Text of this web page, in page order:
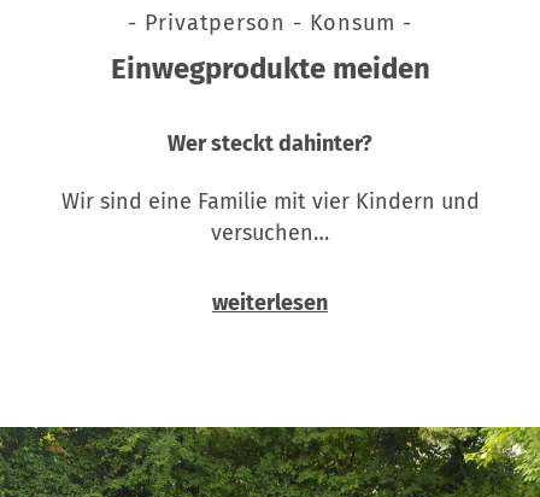
- Privatperson - Konsum -
Einwegprodukte meiden
Wer steckt dahinter?
Wir sind eine Familie mit vier Kindern und
versuchen…
weiterlesen